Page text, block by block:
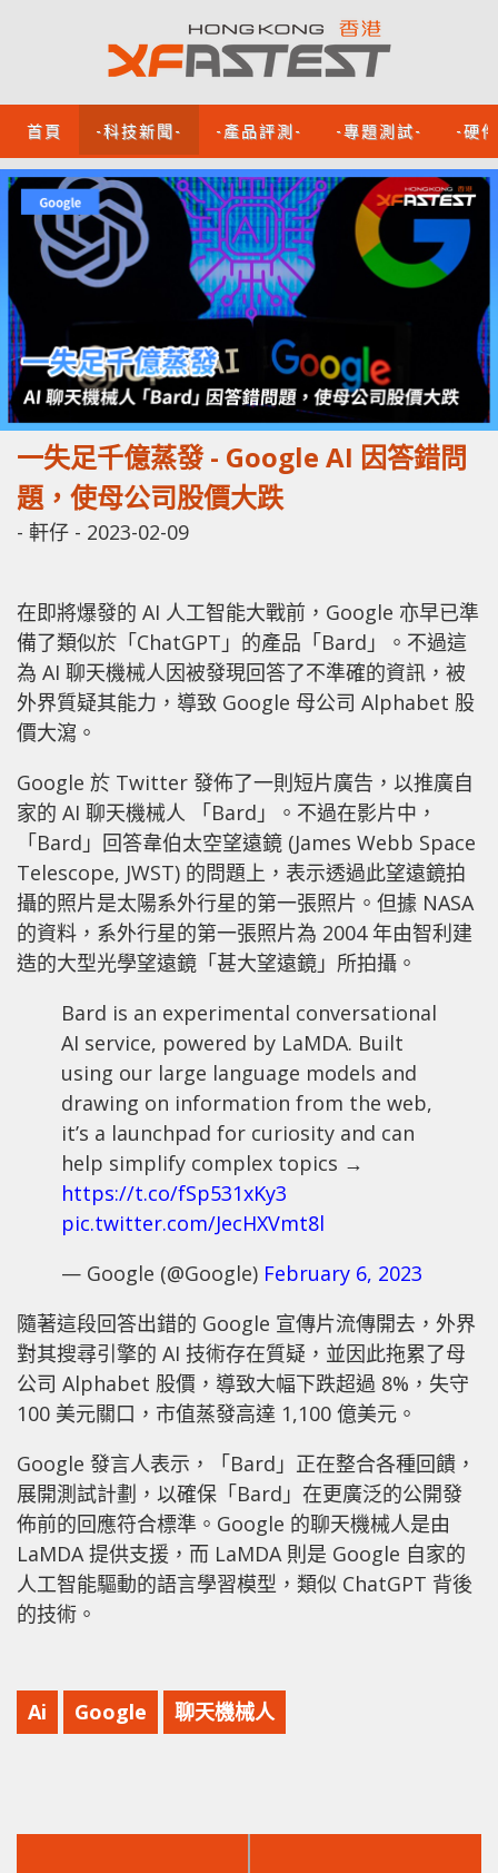
首頁 -科技新聞- -產品評測- -專題測試- -硬
一失足千億蒸發 - Google AI 因答錯問
題，使母公司股價大跌
- 軒仔 - 2023-02-09
在即將爆發的 AI 人工智能大戰前，Google 亦早已準
備了類似於「ChatGPT」的產品「Bard」。不過這
為 AI 聊天機械人因被發現回答了不準確的資訊，被
外界質疑其能力，導致 Google 母公司 Alphabet 股
價大瀉。
Google 於 Twitter 發佈了一則短片廣告，以推廣自
家的 AI 聊天機械人 「Bard」。不過在影片中，
「Bard」回答韋伯太空望遠鏡 (James Webb Space
Telescope, JWST) 的問題上，表示透過此望遠鏡拍
攝的照片是太陽系外行星的第一張照片。但據 NASA
的資料，系外行星的第一張照片為 2004 年由智利建
造的大型光學望遠鏡「甚大望遠鏡」所拍攝。
Bard is an experimental conversational
AI service, powered by LaMDA. Built
using our large language models and
drawing on information from the web,
it’s a launchpad for curiosity and can
help simplify complex topics →
https://t.co/fSp531xKy3
pic.twitter.com/JecHXVmt8l
— Google (@Google) February 6, 2023
隨著這段回答出錯的 Google 宣傳片流傳開去，外界
對其搜尋引擎的 AI 技術存在質疑，並因此拖累了母
公司 Alphabet 股價，導致大幅下跌超過 8%，失守
100 美元關口，市值蒸發高達 1,100 億美元。
Google 發言人表示，「Bard」正在整合各種回饋，
展開測試計劃，以確保「Bard」在更廣泛的公開發
佈前的回應符合標準。Google 的聊天機械人是由
LaMDA 提供支援，而 LaMDA 則是 Google 自家的
人工智能驅動的語言學習模型，類似 ChatGPT 背後
的技術。
Ai Google 聊天機械人